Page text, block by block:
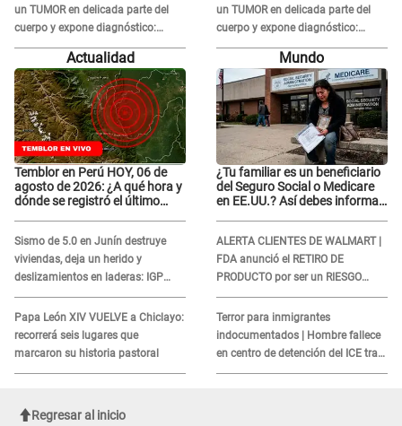
un TUMOR en delicada parte del
cuerpo y expone diagnóstico:
"Dolores muy fuertes..."
un TUMOR en delicada parte del
cuerpo y expone diagnóstico:
"Dolores muy fuertes..."
Actualidad
Temblor en Perú HOY, 06 de
agosto de 2026: ¿A qué hora y
dónde se registró el último
Sismo de 5.0 en Junín destruye
viviendas, deja un herido y
deslizamientos en laderas: IGP
alerta sobre posibles réplicas
Papa León XIV VUELVE a Chiclayo:
recorrerá seis lugares que
marcaron su historia pastoral
Mundo
¿Tu familiar es un beneficiario
del Seguro Social o Medicare
en EE.UU.? Así debes informar
ALERTA CLIENTES DE WALMART |
FDA anunció el RETIRO DE
PRODUCTO por ser un RIESGO
MORTAL para consumidores: ¿Cuál
es?
Terror para inmigrantes
indocumentados | Hombre fallece
en centro de detención del ICE tras
sufrir una "emergencia médica"
Regresar al inicio